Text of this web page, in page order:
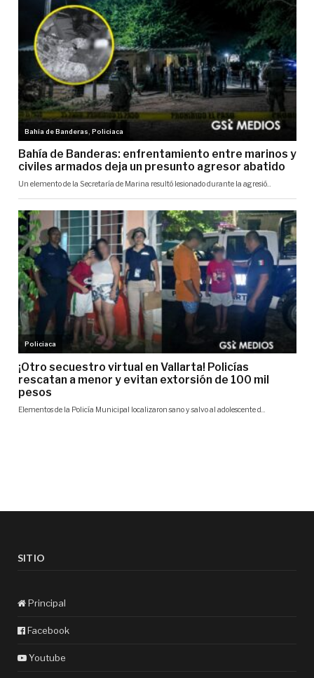
SITIO
Principal
Facebook
Youtube